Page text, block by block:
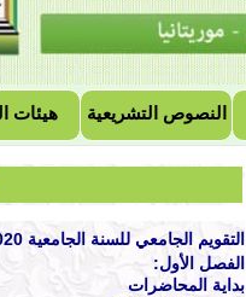
هيئات النصوص التشريعية
التقويم الجامعي للسنة الجامعية 2021/2020
الفصل الأول:
بداية المحاضرات